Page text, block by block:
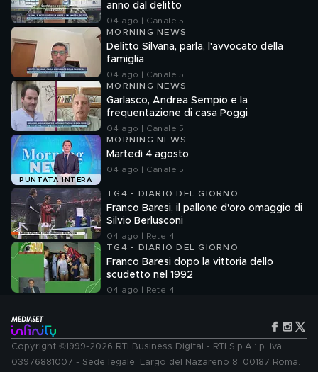
anno dal delitto
04 ago | Canale 5
MORNING NEWS
Delitto Silvana, parla, l'avvocato della
famiglia
04 ago | Canale 5
MORNING NEWS
Garlasco, Andrea Sempio e la
frequentazione di casa Poggi
04 ago | Canale 5
PUNTATA INTERA
MORNING NEWS
Martedì 4 agosto
04 ago | Canale 5
TG4 - DIARIO DEL GIORNO
Franco Baresi, il pallone d'oro omaggio di
Silvio Berlusconi
04 ago | Rete 4
TG4 - DIARIO DEL GIORNO
Franco Baresi dopo la vittoria dello
scudetto nel 1992
04 ago | Rete 4
Copyright ©1999-2026 RTI Business Digital - RTI S.p.A.: p. iva
03976881007 - Sede legale: Largo del Nazareno 8, 00187 Roma.